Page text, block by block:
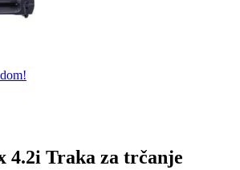
4.2i Traka za trčanje